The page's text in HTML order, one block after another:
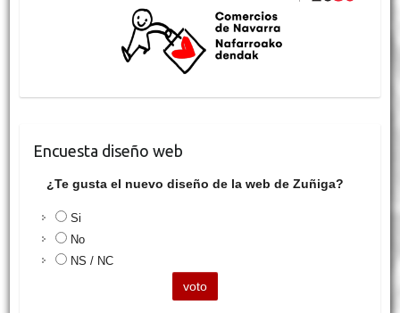
Encuesta diseño web
¿Te gusta el nuevo diseño de la web de Zuñiga?
Si
No
NS / NC